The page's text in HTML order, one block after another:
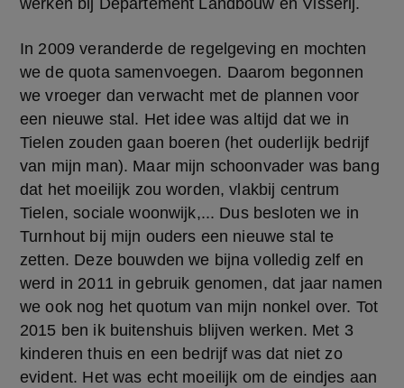
werken bij Departement Landbouw en Visserij.
In 2009 veranderde de regelgeving en mochten
we de quota samenvoegen. Daarom begonnen
we vroeger dan verwacht met de plannen voor
een nieuwe stal. Het idee was altijd dat we in
Tielen zouden gaan boeren (het ouderlijk bedrijf
van mijn man). Maar mijn schoonvader was bang
dat het moeilijk zou worden, vlakbij centrum
Tielen, sociale woonwijk,... Dus besloten we in
Turnhout bij mijn ouders een nieuwe stal te
zetten. Deze bouwden we bijna volledig zelf en
werd in 2011 in gebruik genomen, dat jaar namen
we ook nog het quotum van mijn nonkel over. Tot
2015 ben ik buitenshuis blijven werken. Met 3
kinderen thuis en een bedrijf was dat niet zo
evident. Het was echt moeilijk om de eindjes aan